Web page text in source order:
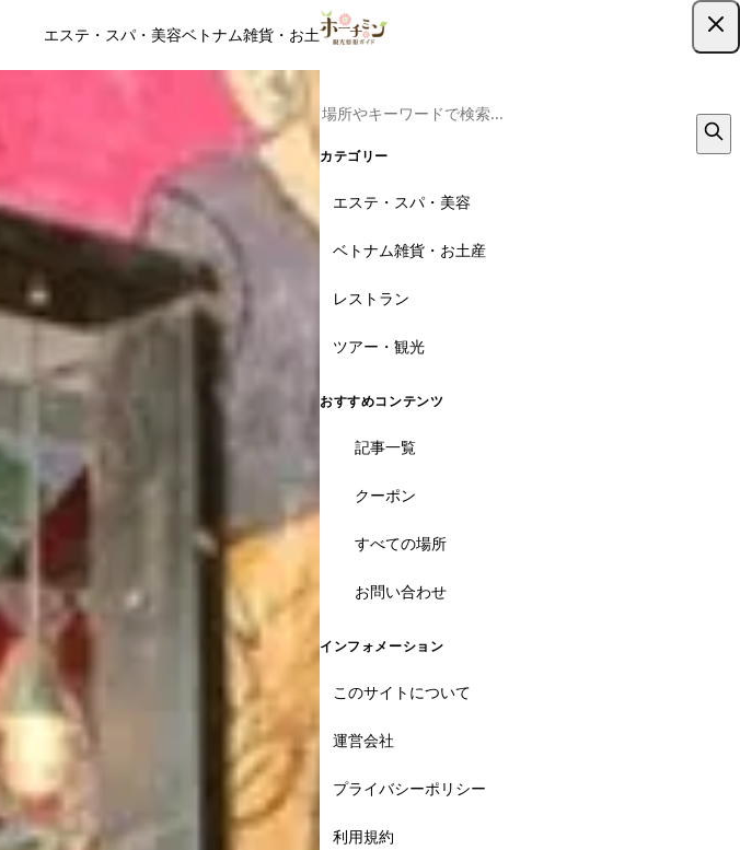
エステ・スパ・美容ベトナム雑貨・お土産レストラン
カテゴリー
エステ・スパ・美容
ベトナム雑貨・お土産
レストラン
ツアー・観光
おすすめコンテンツ
記事一覧
クーポン
すべての場所
お問い合わせ
インフォメーション
このサイトについて
運営会社
プライバシーポリシー
利用規約